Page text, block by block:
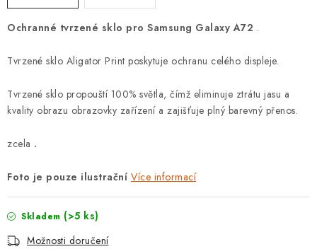
VRÁCENÍ ZBOŽÍ A REKLAMACE
Jak nakupovat
Obchodní podmínky
Doprava a platba
Vrácení zboží a reklamace
Ochranné tvrzené sklo pro Samsung Galaxy A72 .
Tvrzené sklo Aligator Print poskytuje ochranu celého displeje.
Tvrzené sklo propouští 100% světla, čímž eliminuje ztrátu jasu a
kvality obrazu obrazovky zařízení a zajišťuje plný barevný přenos.
zcela .
Foto je pouze ilustrační Více informací
Skladem (>5 ks)
Možnosti doručení